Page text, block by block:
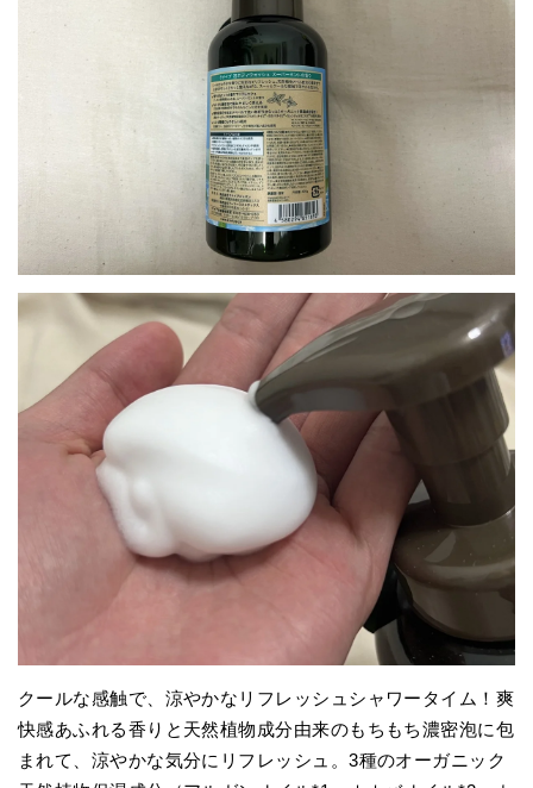
クールな感触で、涼やかなリフレッシュシャワータイム！爽
快感あふれる香りと天然植物成分由来のもちもち濃密泡に包
まれて、涼やかな気分にリフレッシュ。3種のオーガニック